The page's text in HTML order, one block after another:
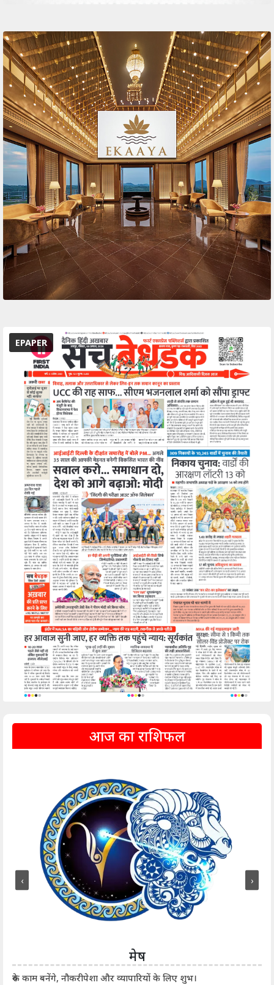
EPAPER
आज का राशिफल
मेष
रुके काम बनेंगे, नौकरीपेशा और व्यापारियों के लिए शुभ।
‹ ›